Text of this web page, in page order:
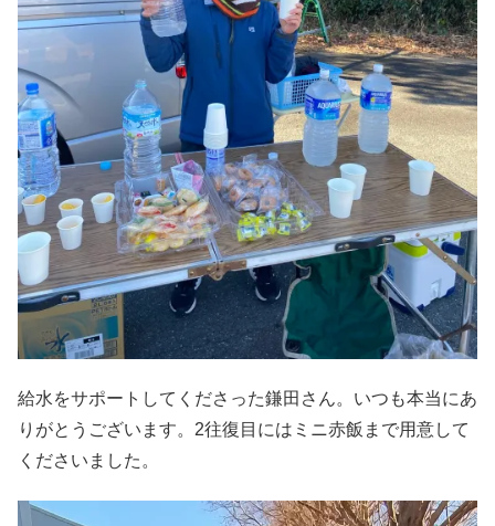
給水をサポートしてくださった鎌田さん。いつも本当にあ
りがとうございます。2往復目にはミニ赤飯まで用意して
くださいました。
動